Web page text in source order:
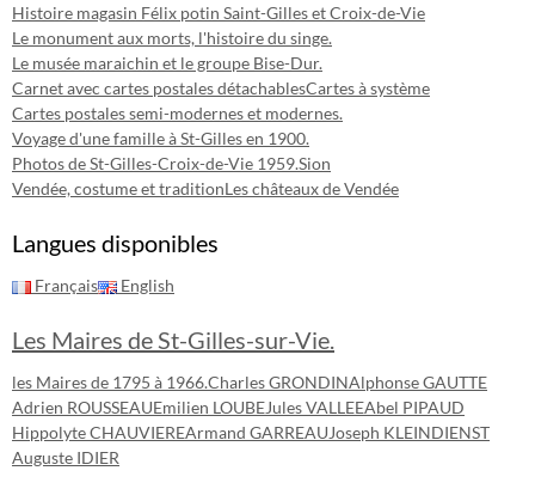
Histoire magasin Félix potin Saint-Gilles et Croix-de-Vie
Le monument aux morts, l'histoire du singe.
Le musée maraichin et le groupe Bise-Dur.
Carnet avec cartes postales détachablesCartes à système
Cartes postales semi-modernes et modernes.
Voyage d'une famille à St-Gilles en 1900.
Photos de St-Gilles-Croix-de-Vie 1959.Sion
Vendée, costume et traditionLes châteaux de Vendée
Langues disponibles
Français English
Les Maires de St-Gilles-sur-Vie.
les Maires de 1795 à 1966.Charles GRONDINAlphonse GAUTTE
Adrien ROUSSEAUEmilien LOUBEJules VALLEEAbel PIPAUD
Hippolyte CHAUVIEREArmand GARREAUJoseph KLEINDIENST
Auguste IDIER